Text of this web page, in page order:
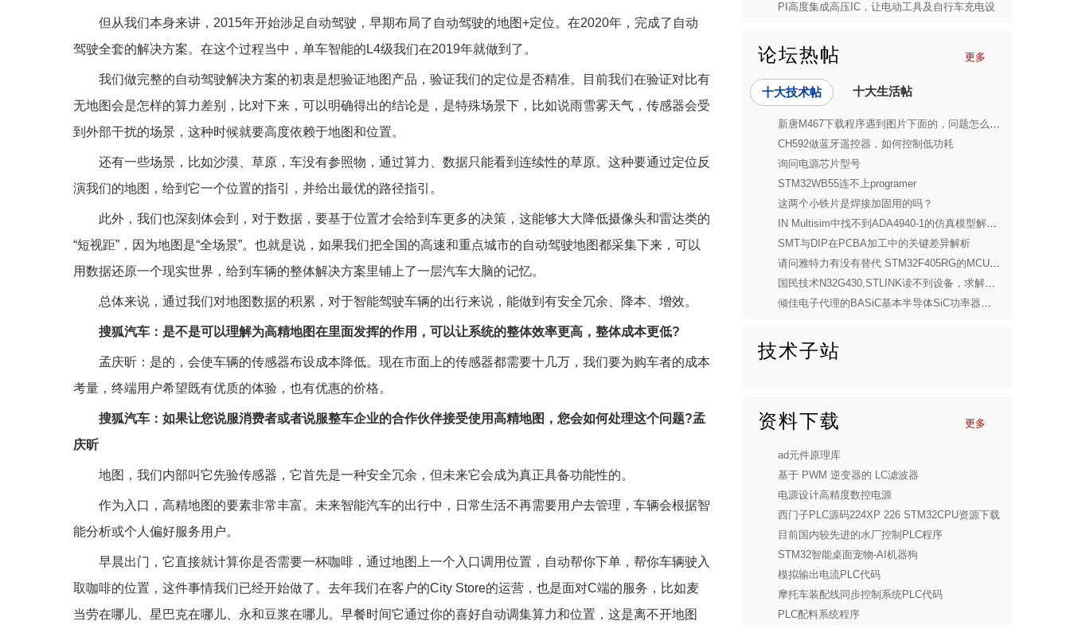
但从我们本身来讲，2015年开始涉足自动驾驶，早期布局了自动驾驶的地图+定位。在2020年，完成了自动
驾驶全套的解决方案。在这个过程当中，单车智能的L4级我们在2019年就做到了。
我们做完整的自动驾驶解决方案的初衷是想验证地图产品，验证我们的定位是否精准。目前我们在验证对比有
无地图会是怎样的算力差别，比对下来，可以明确得出的结论是，是特殊场景下，比如说雨雪雾天气，传感器会受
到外部干扰的场景，这种时候就要高度依赖于地图和位置。
还有一些场景，比如沙漠、草原，车没有参照物，通过算力、数据只能看到连续性的草原。这种要通过定位反
演我们的地图，给到它一个位置的指引，并给出最优的路径指引。
此外，我们也深刻体会到，对于数据，要基于位置才会给到车更多的决策，这能够大大降低摄像头和雷达类的
“短视距”，因为地图是“全场景”。也就是说，如果我们把全国的高速和重点城市的自动驾驶地图都采集下来，可以
用数据还原一个现实世界，给到车辆的整体解决方案里铺上了一层汽车大脑的记忆。
总体来说，通过我们对地图数据的积累，对于智能驾驶车辆的出行来说，能做到有安全冗余、降本、增效。
搜狐汽车：是不是可以理解为高精地图在里面发挥的作用，可以让系统的整体效率更高，整体成本更低?
孟庆昕：是的，会使车辆的传感器布设成本降低。现在市面上的传感器都需要十几万，我们要为购车者的成本
考量，终端用户希望既有优质的体验，也有优惠的价格。
搜狐汽车：如果让您说服消费者或者说服整车企业的合作伙伴接受使用高精地图，您会如何处理这个问题?孟
庆昕
地图，我们内部叫它先验传感器，它首先是一种安全冗余，但未来它会成为真正具备功能性的。
作为入口，高精地图的要素非常丰富。未来智能汽车的出行中，日常生活不再需要用户去管理，车辆会根据智
能分析或个人偏好服务用户。
早晨出门，它直接就计算你是否需要一杯咖啡，通过地图上一个入口调用位置，自动帮你下单，帮你车辆驶入
取咖啡的位置，这件事情我们已经开始做了。去年我们在客户的City Store的运营，也是面对C端的服务，比如麦
当劳在哪儿、星巴克在哪儿、永和豆浆在哪儿。早餐时间它通过你的喜好自动调集算力和位置，这是离不开地图
21ic邀你来报名
PI高度集成高压IC，让电动工具及自行车充电设
更多
论坛热帖
十大技术帖 十大生活帖
新唐M467下载程序遇到图片下面的，问题怎么解决呀各位大佬
CH592做蓝牙遥控器，如何控制低功耗
询问电源芯片型号
STM32WB55连不上programer
这两个小铁片是焊接加固用的吗？
IN Multisim中找不到ADA4940-1的仿真模型解决方案
SMT与DIP在PCBA加工中的关键差异解析
请问雅特力有没有替代 STM32F405RG的MCU，具体型号和价格是？
国民技术N32G430,STLINK读不到设备，求解答！
倾佳电子代理的BASiC基本半导体SiC功率器件产品线选型指南
技术子站
更多
资料下载
ad元件原理库
基于 PWM 逆变器的 LC滤波器
电源设计高精度数控电源
西门子PLC源码224XP 226 STM32CPU资源下载
目前国内较先进的水厂控制PLC程序
STM32智能桌面宠物-AI机器狗
模拟输出电流PLC代码
摩托车装配线同步控制系统PLC代码
PLC配料系统程序